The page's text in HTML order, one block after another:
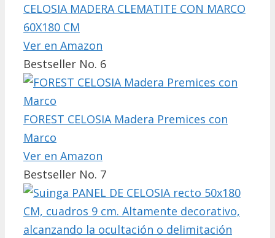
CELOSIA MADERA CLEMATITE CON MARCO
60X180 CM
Ver en Amazon
Bestseller No. 6
FOREST CELOSIA Madera Premices con
Marco
Ver en Amazon
Bestseller No. 7